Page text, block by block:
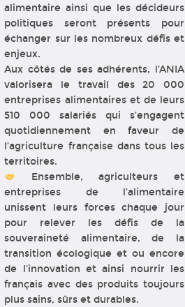
alimentaire ainsi que les décideurs
politiques seront présents pour
échanger sur les nombreux défis et
enjeux.
Aux côtés de ses adhérents, l’ANIA
valorisera le travail des 20 000
entreprises alimentaires et de leurs
510 000 salariés qui s’engagent
quotidiennement en faveur de
l’agriculture française dans tous les
territoires.
Ensemble, agriculteurs et
entreprises de l’alimentaire
unissent leurs forces chaque jour
pour relever les défis de la
souveraineté alimentaire, de la
transition écologique et ou encore
de l’innovation et ainsi nourrir les
français avec des produits toujours
plus sains, sûrs et durables.